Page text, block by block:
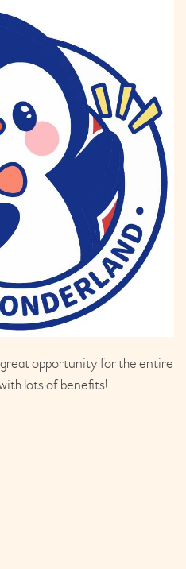
opportunity for the entire
lots of benefits!